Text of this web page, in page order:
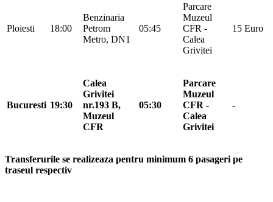
Ploiesti 18:00
Benzinaria
Petrom
Metro, DN1
05:45
Parcare
Muzeul
CFR -
Calea
Grivitei
15 Euro
Bucuresti 19:30
Calea
Grivitei
nr.193 B,
Muzeul
CFR
05:30
Parcare
Muzeul
CFR -
Calea
Grivitei
-
Transferurile se realizeaza pentru minimum 6 pasageri pe
traseul respectiv